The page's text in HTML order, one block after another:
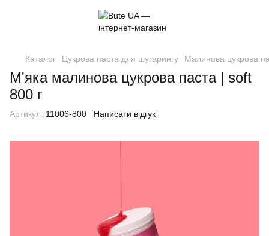
Каталог Цукрова паста для шугарингу Малинова цукрова
М'яка малинова цукрова паста | soft
800 г
Артикул: 11006-800 Написати відгук